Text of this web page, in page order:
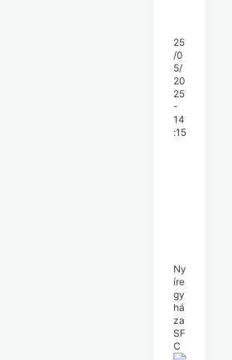
25
/0
5/
20
25
-
14
:15
Ny
íre
gy
há
za
SF
C